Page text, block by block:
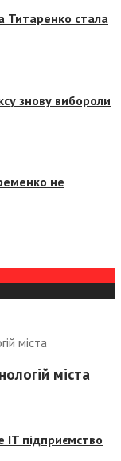
Титаренко стала
знову вибороли
не
міста
міста
IT підприємство